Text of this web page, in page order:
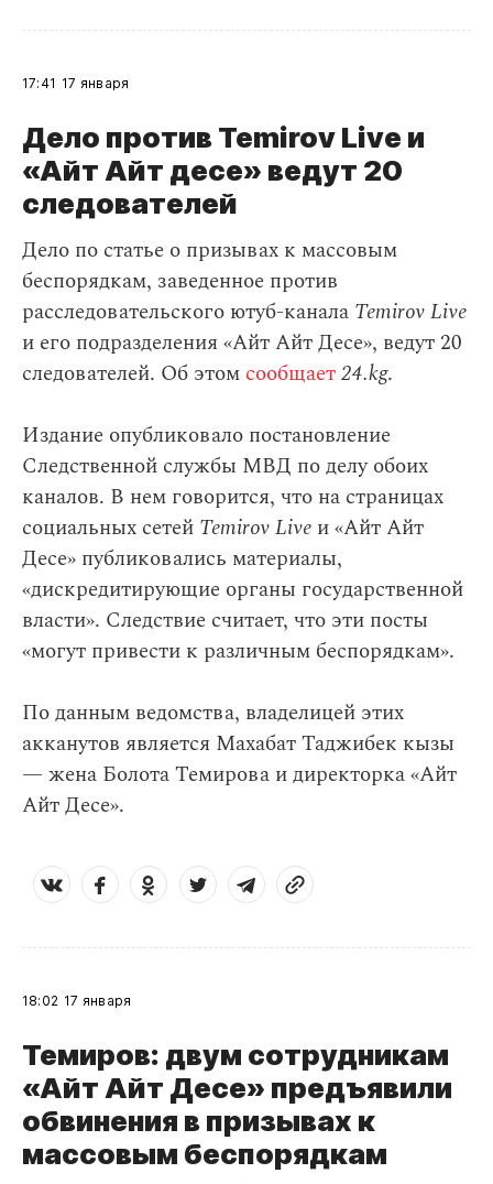
17:41 17 января
Дело против Temirov Live и
«Айт Айт десе» ведут 20
следователей
Дело по статье о призывах к массовым
беспорядкам, заведенное против
расследовательского ютуб-канала Temirov Live
и его подразделения «Айт Айт Десе», ведут 20
следователей. Об этом сообщает24.kg.
Издание опубликовало постановление
Следственной службы МВД по делу обоих
каналов. В нем говорится, что на страницах
социальных сетей Temirov Live и «Айт Айт
Десе» публиковались материалы,
«дискредитирующие органы государственной
власти». Следствие считает, что эти посты
«могут привести к различным беспорядкам».
По данным ведомства, владелицей этих
акканутов является Махабат Таджибек кызы
— жена Болота Темирова и директорка «Айт
Айт Десе».
18:02 17 января
Темиров: двум сотрудникам
«Айт Айт Десе» предъявили
обвинения в призывах к
массовым беспорядкам